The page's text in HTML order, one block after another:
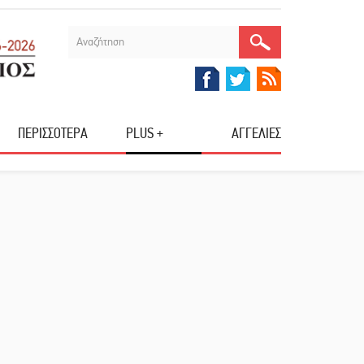
ΠΕΡΙΣΣΟΤΕΡΑ PLUS + ΑΓΓΕΛΙΕΣ